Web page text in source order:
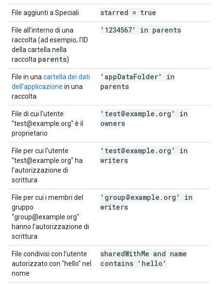
File aggiunti a Speciali starred = true
File all'interno di una
raccolta (ad esempio, l'ID
della cartella nella
raccolta parents)
'1234567' in parents
File in una cartella dei dati
dell'applicazione in una
raccolta
'appDataFolder' in
parents
File di cui l'utente
"test@example.org" è il
proprietario
'test@example . org' in
owners
File per cui l'utente
"test@example.org" ha
l'autorizzazione di
scrittura
'test@example . org' in
writers
File per cui i membri del
gruppo
"group@example.org"
hanno l'autorizzazione di
scrittura
'group@example . org' in
writers
File condivisi con l'utente
autorizzato con "hello" nel
nome
sharedWithMe and name
contains 'hello'